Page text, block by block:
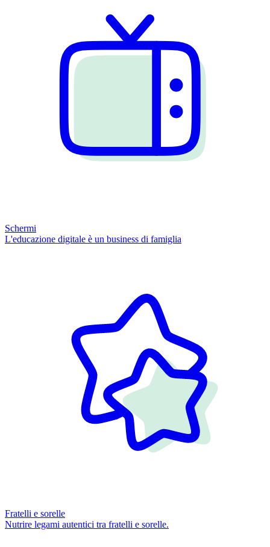
Schermi
L'educazione digitale è un business di famiglia
Fratelli e sorelle
Nutrire legami autentici tra fratelli e sorelle.